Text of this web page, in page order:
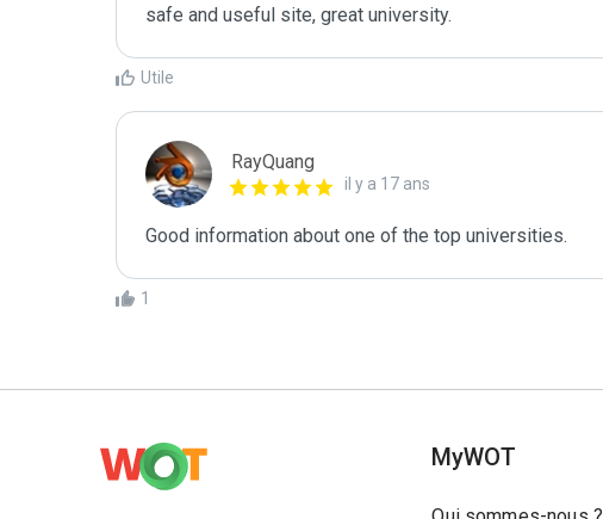
safe and useful site, great university.
Utile
RayQuang
il y a 17 ans
Good information about one of the top universities.
1
MyWOT